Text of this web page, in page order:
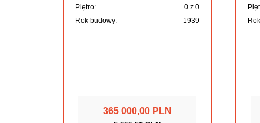
Piętro:
0 z 0
Rok budowy:
1939
365 000,00 PLN